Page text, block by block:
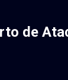
de